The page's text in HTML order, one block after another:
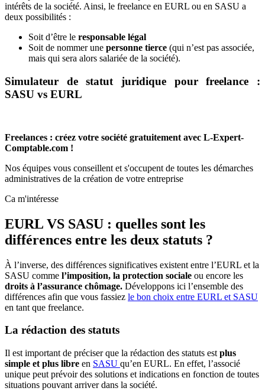
intérêts de la société. Ainsi, le freelance en EURL ou en SASU a
deux possibilités :
Soit d’être le responsable légal
Soit de nommer une personne tierce (qui n’est pas associée,
mais qui sera alors salariée de la société).
Simulateur de statut juridique pour freelance :
SASU vs EURL
Freelances : créez votre société gratuitement avec L-Expert-
Comptable.com !
Nos équipes vous conseillent et s'occupent de toutes les démarches
administratives de la création de votre entreprise
Ca m'intéresse
EURL VS SASU : quelles sont les
différences entre les deux statuts ?
À l’inverse, des différences significatives existent entre l’EURL et la
SASU comme l’imposition, la protection sociale ou encore les
droits à l’assurance chômage. Développons ici l’ensemble des
différences afin que vous fassiez le bon choix entre EURL et SASU
en tant que freelance.
La rédaction des statuts
Il est important de préciser que la rédaction des statuts est plus
simple et plus libre en SASU qu’en EURL. En effet, l’associé
unique peut prévoir des solutions et indications en fonction de toutes
situations pouvant arriver dans la société.